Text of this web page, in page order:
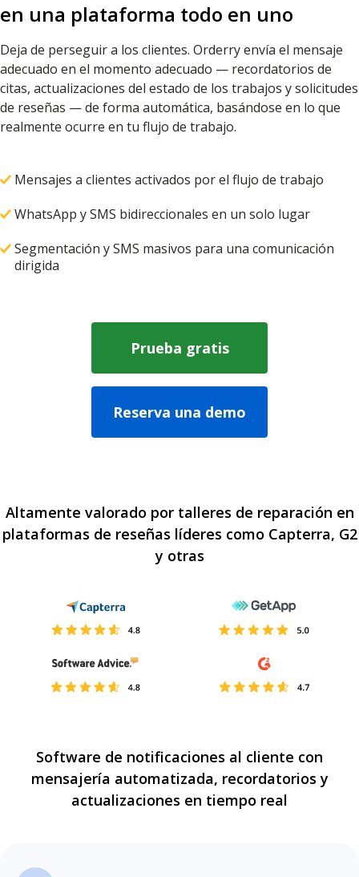
en una plataforma todo en uno
Deja de perseguir a los clientes. Orderry envía el mensaje
adecuado en el momento adecuado — recordatorios de
citas, actualizaciones del estado de los trabajos y solicitudes
de reseñas — de forma automática, basándose en lo que
realmente ocurre en tu flujo de trabajo.
Mensajes a clientes activados por el flujo de trabajo
WhatsApp y SMS bidireccionales en un solo lugar
Segmentación y SMS masivos para una comunicación
dirigida
Prueba gratis
Reserva una demo
Altamente valorado por talleres de reparación en
plataformas de reseñas líderes como Capterra, G2
y otras
Software de notificaciones al cliente con
mensajería automatizada, recordatorios y
actualizaciones en tiempo real